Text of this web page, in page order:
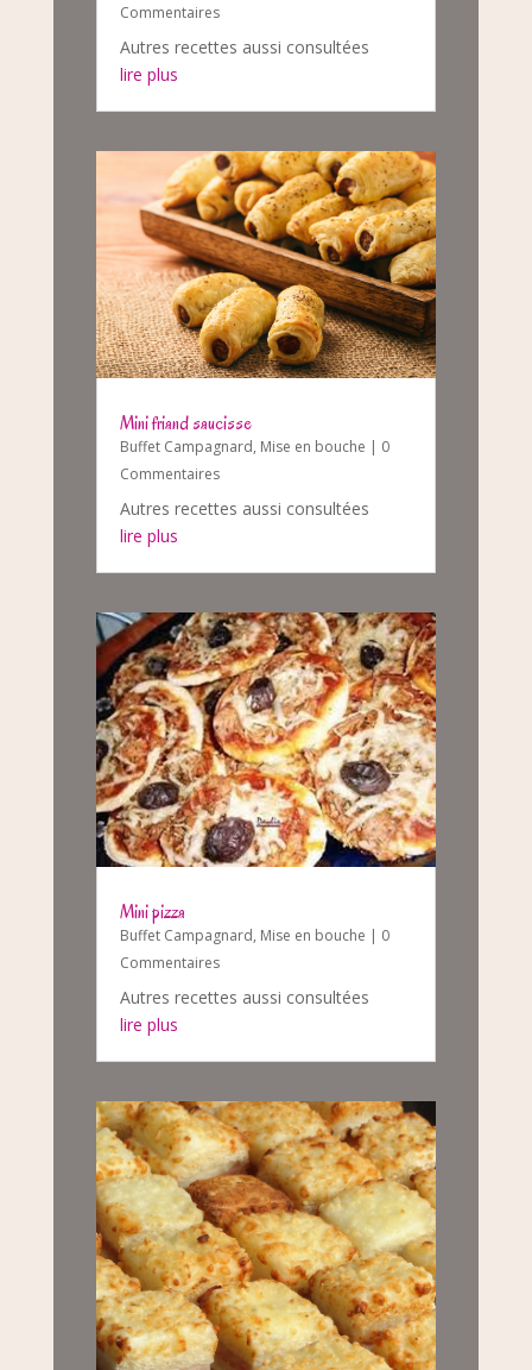
Commentaires
Autres recettes aussi consultées
lire plus
Mini friand saucisse
Buffet Campagnard, Mise en bouche | 0
Commentaires
Autres recettes aussi consultées
lire plus
Mini pizza
Buffet Campagnard, Mise en bouche | 0
Commentaires
Autres recettes aussi consultées
lire plus